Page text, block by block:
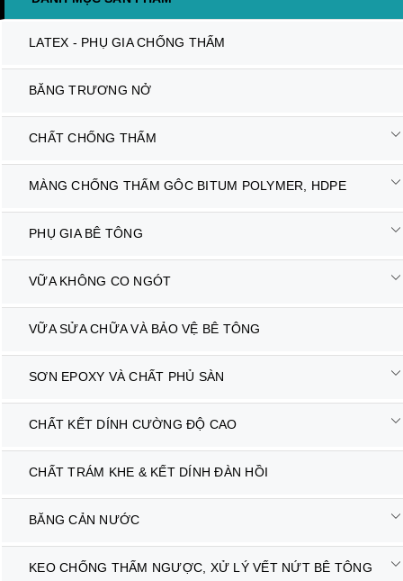
LATEX - PHỤ GIA CHỐNG THẤM
BĂNG TRƯƠNG NỞ
CHẤT CHỐNG THẤM
MÀNG CHỐNG THẤM GÔC BITUM POLYMER, HDPE
PHỤ GIA BÊ TÔNG
VỮA KHÔNG CO NGÓT
VỮA SỬA CHỮA VÀ BẢO VỆ BÊ TÔNG
SƠN EPOXY VÀ CHẤT PHỦ SÀN
CHẤT KẾT DÍNH CƯỜNG ĐỘ CAO
CHẤT TRÁM KHE & KẾT DÍNH ĐÀN HỒI
BĂNG CẢN NƯỚC
KEO CHỐNG THẤM NGƯỢC, XỬ LÝ VẾT NỨT BÊ TÔNG